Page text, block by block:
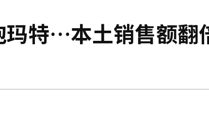
玛特…本土销售额翻